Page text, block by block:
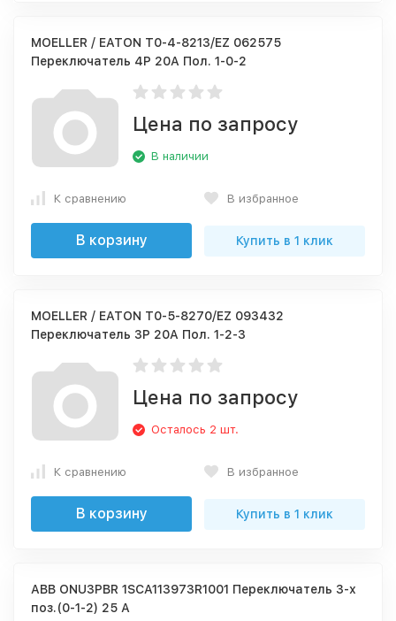
MOELLER / EATON T0-4-8213/EZ 062575
Переключатель 4P 20A Пол. 1-0-2
Цена по запросу
В наличии
К сравнению В избранное
В корзину Купить в 1 клик
MOELLER / EATON T0-5-8270/EZ 093432
Переключатель 3P 20A Пол. 1-2-3
Цена по запросу
Осталось 2 шт.
К сравнению В избранное
В корзину Купить в 1 клик
ABB ONU3PBR 1SCA113973R1001 Переключатель 3-х
поз.(0-1-2) 25 А